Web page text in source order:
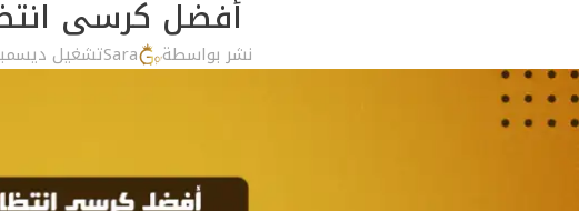
أفضل كرسى
نشر بواسطة Saraتشغيل ديسمبر 16,